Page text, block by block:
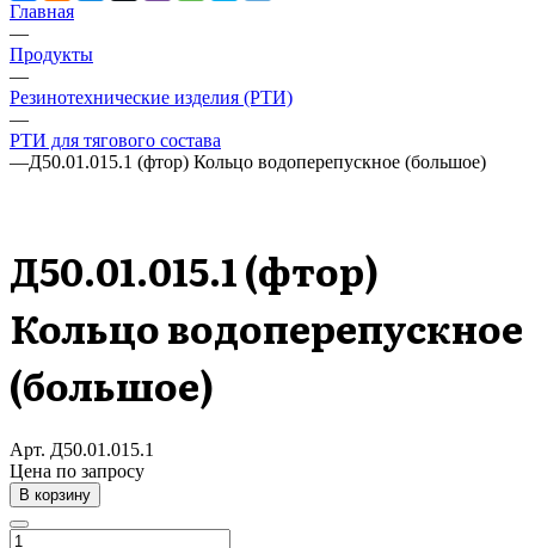
Главная
—
Продукты
—
Резинотехнические изделия (РТИ)
—
РТИ для тягового состава
—Д50.01.015.1 (фтор) Кольцо водоперепускное (большое)
Д50.01.015.1 (фтор)
Кольцо водоперепускное
(большое)
Арт. Д50.01.015.1
Цена по запросу
В корзину